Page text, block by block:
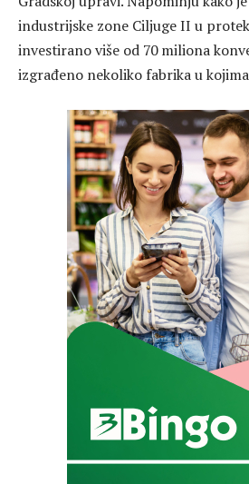
industrijske zone Ciljuge II u
investirano više od 70 miliona
izgrađeno nekoliko fabrika u